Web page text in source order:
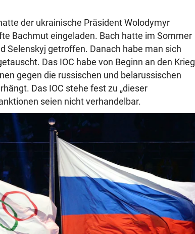
der ukrainische Präsident Wolodymyr
Bachmut eingeladen. Bach hatte im Sommer
Selenskyj getroffen. Danach habe man sich
Das IOC habe von Beginn an den Krieg
gegen die russischen und belarussischen
Das IOC stehe fest zu „dieser
seien nicht verhandelbar.